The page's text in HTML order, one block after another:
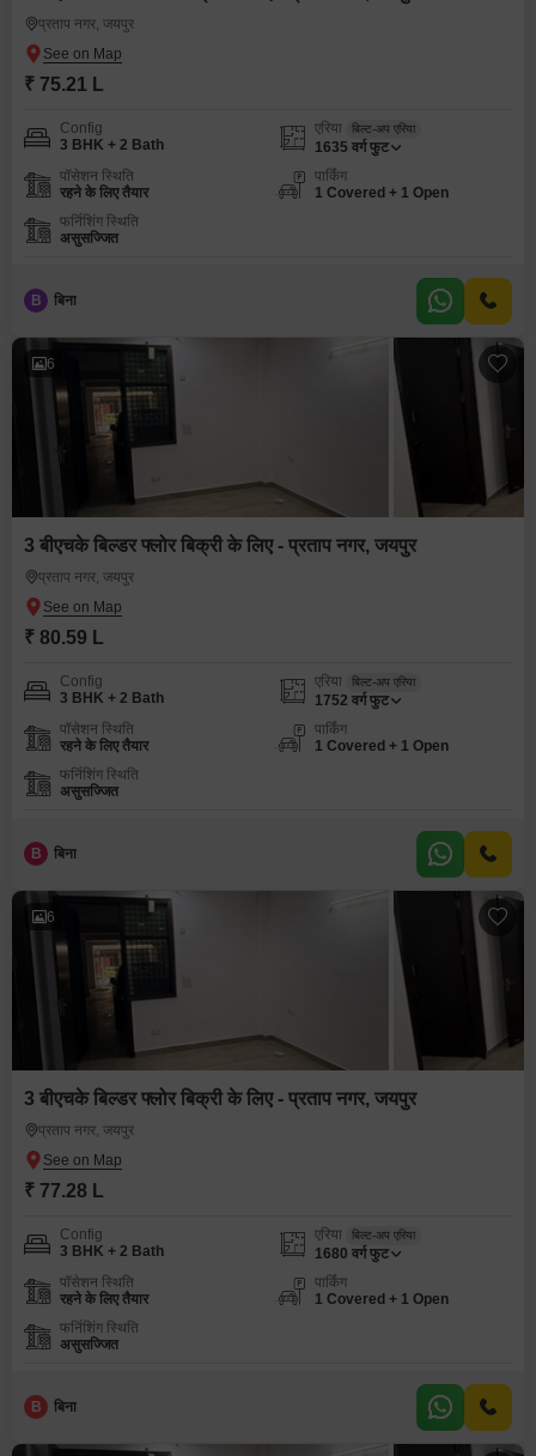
प्रताप नगर, जयपुर
₹ 75.21 L
Config
3 BHK + 2 Bath
एरिया बिल्ट-अप एरिया
1635 वर्ग फुट
पॉसेशन स्थिति
रहने के लिए तैयार
पार्किंग
1 Covered + 1 Open
फर्निशिंग स्थिति
असुसज्जित
B बिना
6
3 बीएचके बिल्डर फ्लोर बिक्री के लिए - प्रताप नगर, जयपुर
प्रताप नगर, जयपुर
₹ 80.59 L
Config
3 BHK + 2 Bath
एरिया बिल्ट-अप एरिया
1752 वर्ग फुट
पॉसेशन स्थिति
रहने के लिए तैयार
पार्किंग
1 Covered + 1 Open
फर्निशिंग स्थिति
असुसज्जित
B बिना
6
3 बीएचके बिल्डर फ्लोर बिक्री के लिए - प्रताप नगर, जयपुर
प्रताप नगर, जयपुर
₹ 77.28 L
Config
3 BHK + 2 Bath
एरिया बिल्ट-अप एरिया
1680 वर्ग फुट
पॉसेशन स्थिति
रहने के लिए तैयार
पार्किंग
1 Covered + 1 Open
फर्निशिंग स्थिति
असुसज्जित
B बिना